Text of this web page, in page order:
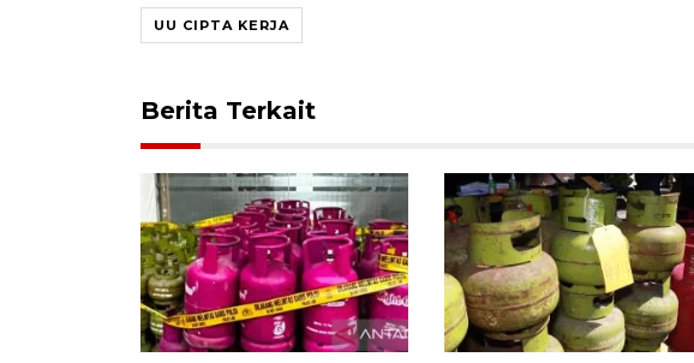
UU CIPTA KERJA
Berita Terkait